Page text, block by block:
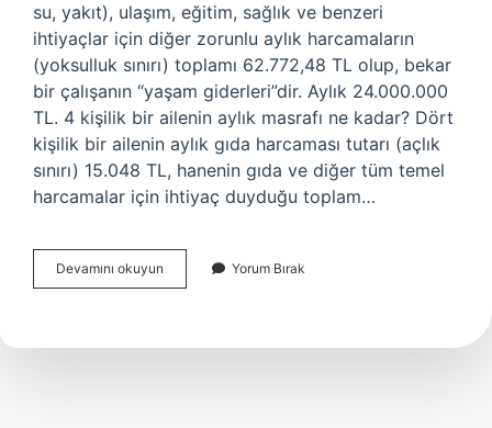
su, yakıt), ulaşım, eğitim, sağlık ve benzeri
ihtiyaçlar için diğer zorunlu aylık harcamaların
(yoksulluk sınırı) toplamı 62.772,48 TL olup, bekar
bir çalışanın “yaşam giderleri”dir. Aylık 24.000.000
TL. 4 kişilik bir ailenin aylık masrafı ne kadar? Dört
kişilik bir ailenin aylık gıda harcaması tutarı (açlık
sınırı) 15.048 TL, hanenin gıda ve diğer tüm temel
harcamalar için ihtiyaç duyduğu toplam…
Devamını okuyun
Siniri
2024
Yorum Bırak